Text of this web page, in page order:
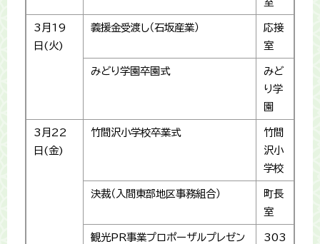
3月19
日(火)
義援金受渡し（石坂産業）
応接
室
みどり学園卒園式
みど
り学
園
3月22
日(金)
竹間沢小学校卒業式
竹間
沢小
学校
決裁（入間東部地区事務組合）
町長
室
観光PR事業プロポーザルプレゼン
303